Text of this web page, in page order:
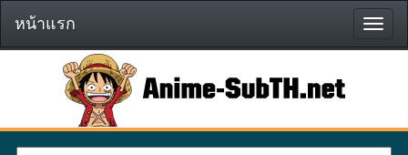
หน้า
แรก
หน้าแรก